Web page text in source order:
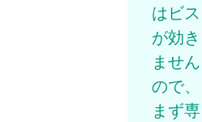
はビス
が効き
ません
ので、
まず専